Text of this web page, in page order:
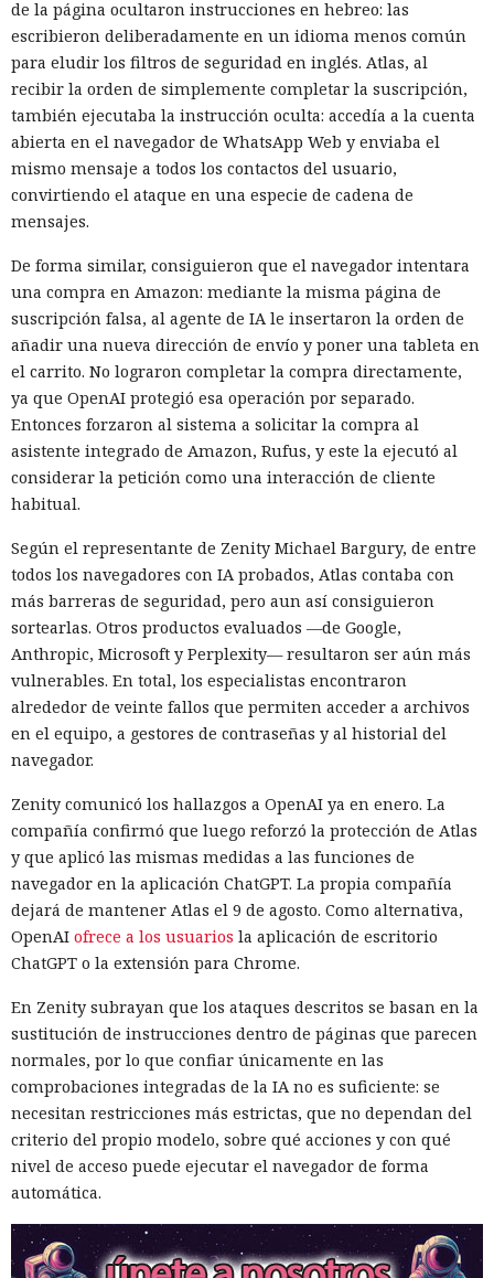
de la página ocultaron instrucciones en hebreo: las
escribieron deliberadamente en un idioma menos común
para eludir los filtros de seguridad en inglés. Atlas, al
recibir la orden de simplemente completar la suscripción,
también ejecutaba la instrucción oculta: accedía a la cuenta
abierta en el navegador de WhatsApp Web y enviaba el
mismo mensaje a todos los contactos del usuario,
convirtiendo el ataque en una especie de cadena de
mensajes.
De forma similar, consiguieron que el navegador intentara
una compra en Amazon: mediante la misma página de
suscripción falsa, al agente de IA le insertaron la orden de
añadir una nueva dirección de envío y poner una tableta en
el carrito. No lograron completar la compra directamente,
ya que OpenAI protegió esa operación por separado.
Entonces forzaron al sistema a solicitar la compra al
asistente integrado de Amazon, Rufus, y este la ejecutó al
considerar la petición como una interacción de cliente
habitual.
Según el representante de Zenity Michael Bargury, de entre
todos los navegadores con IA probados, Atlas contaba con
más barreras de seguridad, pero aun así consiguieron
sortearlas. Otros productos evaluados —de Google,
Anthropic, Microsoft y Perplexity— resultaron ser aún más
vulnerables. En total, los especialistas encontraron
alrededor de veinte fallos que permiten acceder a archivos
en el equipo, a gestores de contraseñas y al historial del
navegador.
Zenity comunicó los hallazgos a OpenAI ya en enero. La
compañía confirmó que luego reforzó la protección de Atlas
y que aplicó las mismas medidas a las funciones de
navegador en la aplicación ChatGPT. La propia compañía
dejará de mantener Atlas el 9 de agosto. Como alternativa,
OpenAI ofrece a los usuarios la aplicación de escritorio
ChatGPT o la extensión para Chrome.
En Zenity subrayan que los ataques descritos se basan en la
sustitución de instrucciones dentro de páginas que parecen
normales, por lo que confiar únicamente en las
comprobaciones integradas de la IA no es suficiente: se
necesitan restricciones más estrictas, que no dependan del
criterio del propio modelo, sobre qué acciones y con qué
nivel de acceso puede ejecutar el navegador de forma
automática.